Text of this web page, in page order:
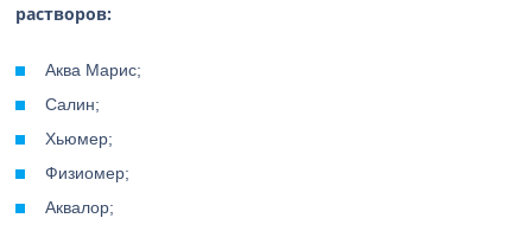
растворов:
Аква Марис;
Салин;
Хьюмер;
Физиомер;
Аквалор;